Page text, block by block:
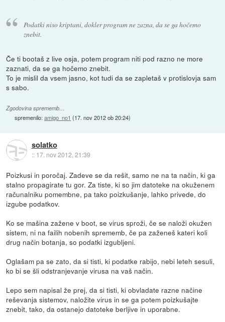
Podatki niso kriptani, dokler program ne zazna, da se ga hočemo
znebit.
Če ti bootaš z live osja, potem program niti pod razno ne more
zaznati, da se ga hočemo znebit.
To je mislil da vsem jasno, kot tudi da se zapletaš v protislovja sam
s sabo.
Zgodovina sprememb…
spremenilo:amigo_no1 (17. nov 2012 ob 20:24)
solatko
:: 17. nov 2012, 21:39
Poizkusi in poročaj. Zadeve se da rešit, samo ne na ta način, ki ga
stalno propagirate tu gor. Za tiste, ki so jim datoteke na okuženem
računalniku pomembne, pa tako poizkušanje, lahko privede, do
izgube podatkov.
Ko se mašina zažene v boot, se virus sproži, če se naloži okužen
sistem, ni na failih nobenih sprememb, če pa zaženeš kateri koli
drug način botanja, so podatki izgubljeni.
Oglašam pa se zato, da si tisti, ki podatke rabijo, nebi leteh sesuli,
ko bi se šli odstranjevanje virusa na vaš način.
Lepo sem napisal že prej, da si tisti, ki obvladate razne načine
reševanja sistemov, naložite virus in se ga potem poizkušajte
znebit, tako, da ostanejo datoteke berljive in uporabne.